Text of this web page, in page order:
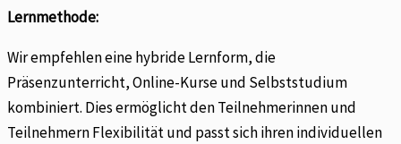
Lernmethode:
Wir empfehlen eine hybride Lernform, die
Präsenzunterricht, Online-Kurse und Selbststudium
kombiniert. Dies ermöglicht den Teilnehmerinnen und
Teilnehmern Flexibilität und passt sich ihren individuellen